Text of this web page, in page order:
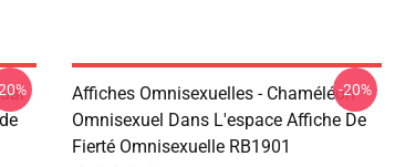
Affiches Omnisexuelles - Chaméléon
Omnisexuel Dans L'espace Affiche De
Fierté Omnisexuelle RB1901
-20%